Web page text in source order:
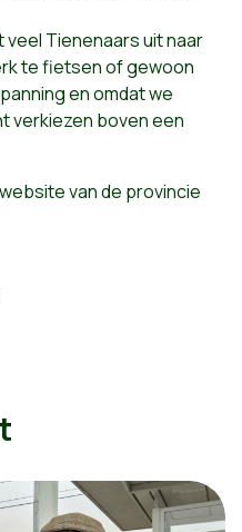
Tienenaars uit naar
te fietsen of gewoon
en omdat we
verkiezen boven een
van de provincie